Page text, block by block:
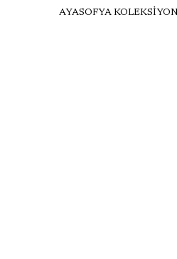
AYASOFYA